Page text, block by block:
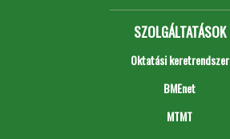
SZOLGÁLTATÁSOK
Oktatási keretrendszer
BMEnet
MTMT